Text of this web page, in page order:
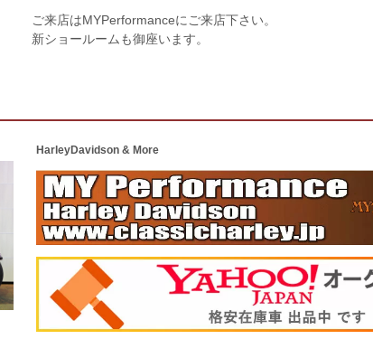
ご来店はMYPerformanceにご来店下さい。
新ショールームも御座います。
HarleyDavidson & More